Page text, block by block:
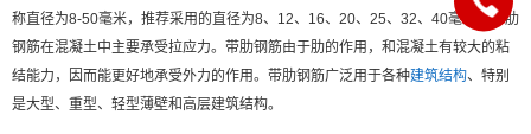
称直径为8-50毫米，推荐采用的直径为8、12、16、20、25、32、40毫米。带肋
钢筋在混凝土中主要承受拉应力。带肋钢筋由于肋的作用，和混凝土有较大的粘
结能力，因而能更好地承受外力的作用。带肋钢筋广泛用于各种建筑结构、特别
是大型、重型、轻型薄壁和高层建筑结构。